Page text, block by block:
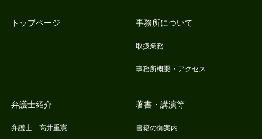
トップページ 事務所について
取扱業務
事務所概要・アクセス
弁護士紹介
弁護士 高井重憲
著書・講演等
書籍の御案内